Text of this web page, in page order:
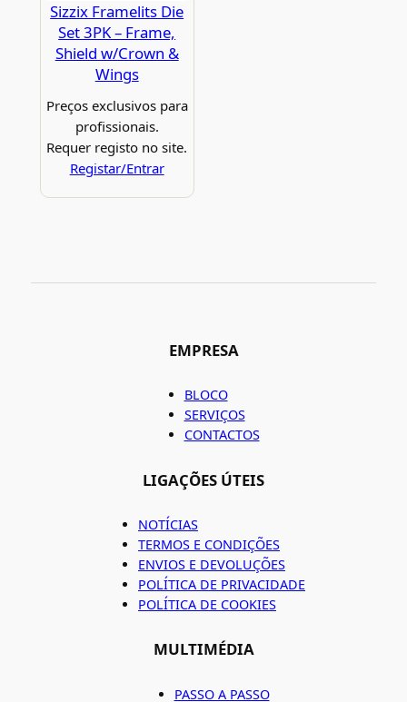
Sizzix Framelits Die
Set 3PK – Frame,
Shield w/Crown &
Wings
Preços exclusivos para
profissionais.
Requer registo no site.
Registar/Entrar
EMPRESA
BLOCO
SERVIÇOS
CONTACTOS
LIGAÇÕES ÚTEIS
NOTÍCIAS
TERMOS E CONDIÇÕES
ENVIOS E DEVOLUÇÕES
POLÍTICA DE PRIVACIDADE
POLÍTICA DE COOKIES
MULTIMÉDIA
PASSO A PASSO